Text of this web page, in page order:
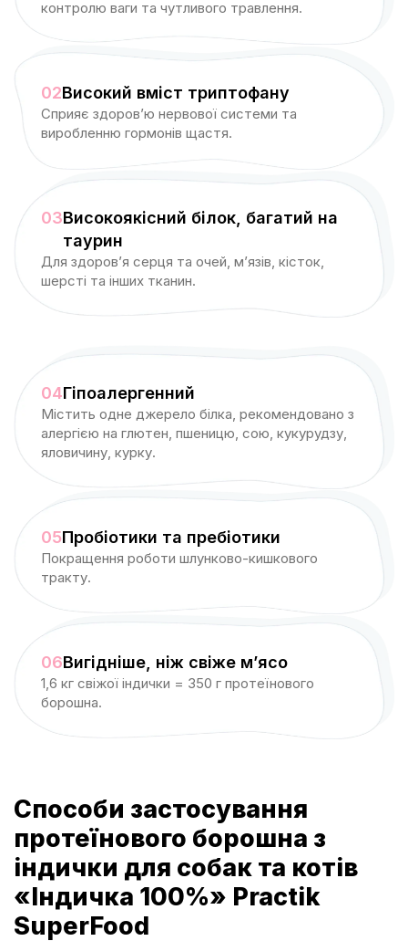
контролю ваги та чутливого травлення.
02Високий вміст триптофану
Сприяє здоров’ю нервової системи та
виробленню гормонів щастя.
03Високоякісний білок, багатий на
таурин
Для здоров’я серця та очей, м’язів, кісток,
шерсті та інших тканин.
04Гіпоалергенний
Містить одне джерело білка, рекомендовано з
алергією на глютен, пшеницю, сою, кукурудзу,
яловичину, курку.
05Пробіотики та пребіотики
Покращення роботи шлунково-кишкового
тракту.
06Вигідніше, ніж свіже м’ясо
1,6 кг свіжої індички = 350 г протеїнового
борошна.
Способи застосування
протеїнового борошна з
індички для собак та котів
«Індичка 100%» Practik
SuperFood